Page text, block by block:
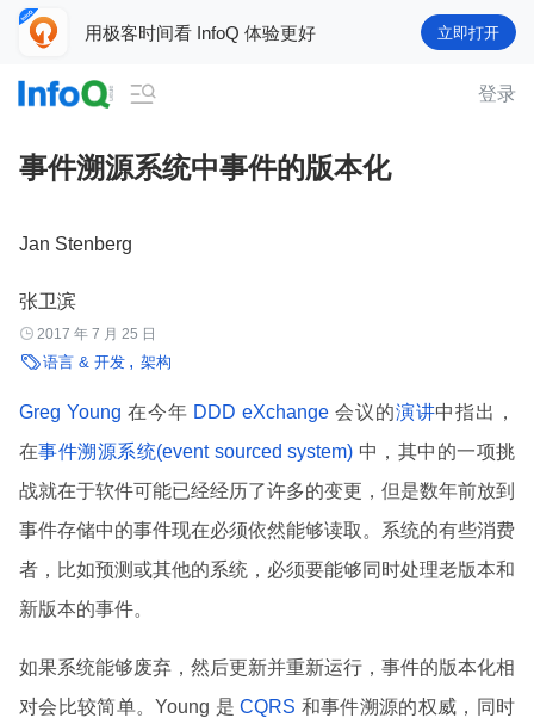
用极客时间看 InfoQ 体验更好 立即打开
 登录
事件溯源系统中事件的版本化
Jan Stenberg
张卫滨
 2017 年 7 月 25 日
语言 & 开发 架构
Greg Young 在今年 DDD eXchange 会议的演讲中指出，
在事件溯源系统(event sourced system) 中，其中的一项挑
战就在于软件可能已经经历了许多的变更，但是数年前放到
事件存储中的事件现在必须依然能够读取。系统的有些消费
者，比如预测或其他的系统，必须要能够同时处理老版本和
新版本的事件。
如果系统能够废弃，然后更新并重新运行，事件的版本化相
对会比较简单。Young 是 CQRS 和事件溯源的权威，同时